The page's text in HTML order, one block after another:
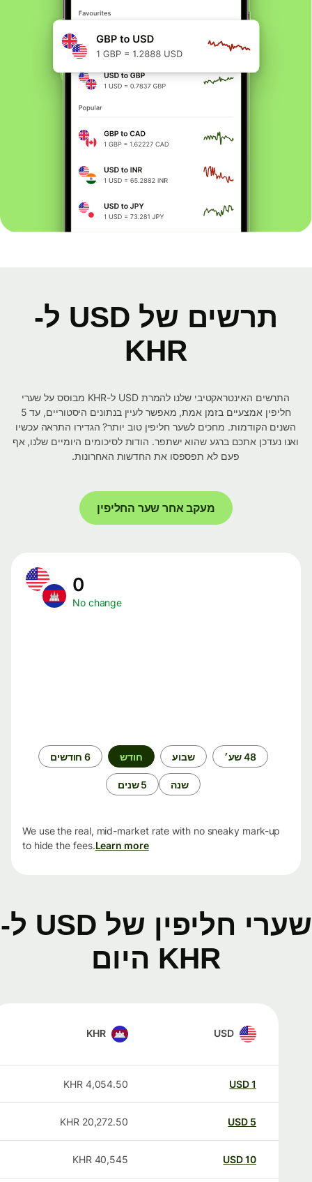
תרשים של USD ל-
KHR
התרשים האינטראקטיבי שלנו להמרת USD ל-KHR מבוסס על שערי
חליפין אמצעיים בזמן אמת, מאפשר לעיין בנתונים היסטוריים, עד 5
השנים הקודמות. מחכים לשער חליפין טוב יותר? הגדירו התראה עכשיו
ואנו נעדכן אתכם ברגע שהוא ישתפר. הודות לסיכומים היומיים שלנו, אף
פעם לא תפספסו את החדשות האחרונות.
מעקב אחר שער החליפין
No change
48 שע׳ שבוע חודש 6 חודשים
שנה 5 שנים
We use the real, mid-market rate with no sneaky mark-up
to hide the fees.Learn more
שערי חליפין של USD ל-
KHR היום
USD
KHR
USD
4,054.50
KHR
USD
20,272.50
KHR
USD
40,545
KHR